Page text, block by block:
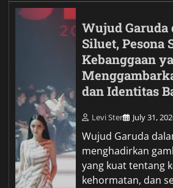
Wujud Garuda
Siluet, Pesona
Kebanggaan
dan Identitas
Levi Ster July 31,
Wujud Garuda
menghadirkan
yang kuat tentang
kehormatan, dan